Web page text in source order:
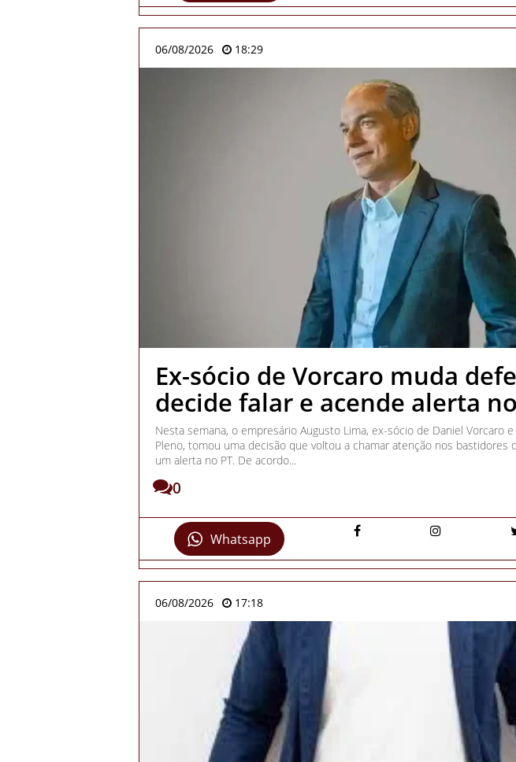
06/08/2026 18:29
Ex-sócio de Vorcaro muda
decide falar e acende alerta
Nesta semana, o empresário Augusto Lima, ex-sócio de Daniel Vorcaro
Pleno, tomou uma decisão que voltou a chamar atenção nos bastidores
um alerta no PT. De acordo...
0
Whatsapp
06/08/2026 17:18